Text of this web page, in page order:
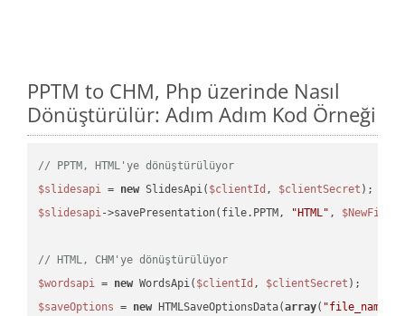
PPTM to CHM, Php üzerinde Nasıl
Dönüştürülür: Adım Adım Kod Örneği
// PPTM, HTML'ye dönüştürülüyor
$slidesapi = new SlidesApi( $clientId , $clientSecret
$slidesapi->savePresentation(file.PPTM, "HTML" , $NewFile
// HTML, CHM'ye dönüştürülüyor
$wordsapi = new WordsApi( $clientId , $clientSecret
$saveOptions = new HTMLSaveOptionsData(array( "file_name"